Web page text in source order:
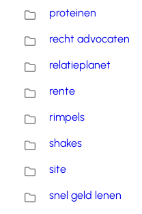
proteinen
recht advocaten
relatieplanet
rente
rimpels
shakes
site
snel geld lenen